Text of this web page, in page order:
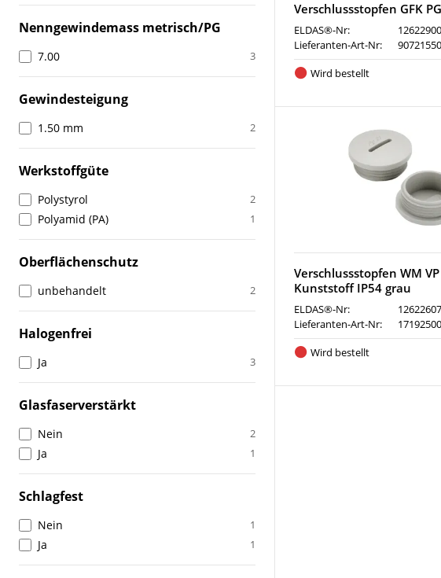
Nenngewindemass metrisch/PG
7.00 3
Gewindesteigung
1.50 mm 2
Werkstoffgüte
Polystyrol 2
Polyamid (PA) 1
Oberflächenschutz
unbehandelt 2
Halogenfrei
Ja 3
Glasfaserverstärkt
Nein 2
Ja 1
Schlagfest
Nein 1
Ja 1
Verschlussstopfen GFK
ELDAS®-Nr:
Lieferanten-Art-Nr:
Wird bestellt
Verschlussstopfen WM
Kunststoff IP54 grau
ELDAS®-Nr:
Lieferanten-Art-Nr:
Wird bestellt